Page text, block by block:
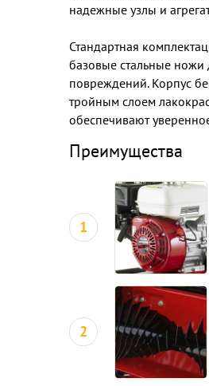
надежные узлы и
Стандартная
базовые стальные
повреждений. Корпус
тройным слоем
обеспечивают
Преимущества
1
2